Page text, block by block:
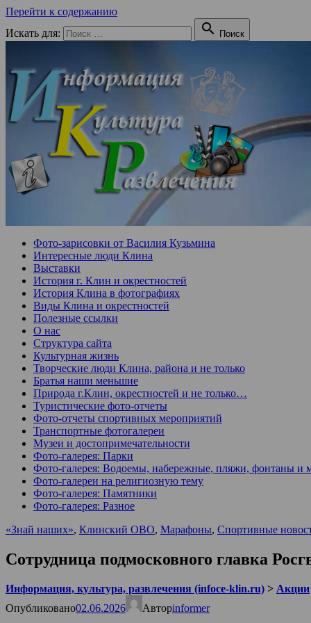
Перейти к содержанию
Искать для:
 Поиск
Фото-зарисовки от Василия Кузьмина
Интересные люди Клина
Выставки
История г. Клин и окрестностей
История Клина в фотографиях
Виды Клина и окрестностей
Полезные ссылки
О нас
Структура сайта
Культурная жизнь
Творческие люди Клина, района и не только
Братья наши меньшие
Природа г.Клин, окрестностей и не только…
Туристические фото-отчеты
Фото-отчеты спортивных мероприятий
Транспортные фотогалереи
Музеи и достопримечательности
Фото-галерея: Парки
Фото-галерея: Водоемы, набережные, пляжи, фонтаны и
Фото-галереи на религиозную тему
Фото-галерея: Памятники
Фото-галерея: Разное
«Знай наших», Клинский ОВО, Марафоны, Спортивные
Сотрудница подмосковного главка
Информация, культура, развлечения (infoce-klin.ru) > Акции
Опубликовано02.06.2026 Авторinformer